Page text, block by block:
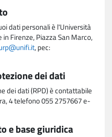
dati personali è l'Università
Firenze, Piazza San Marco,
, pec:
dei dati
dei dati (RPD) è contattabile
4 telefono 055 2757667 e-
e base giuridica